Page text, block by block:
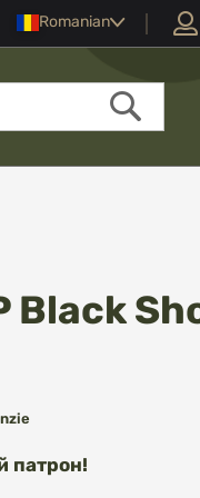
LimbaRomanian
Căutare
Black
патрон!